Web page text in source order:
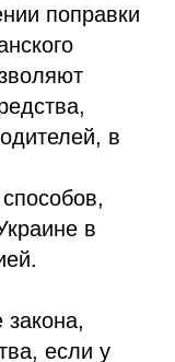
поправки
в
в
закона,
если у